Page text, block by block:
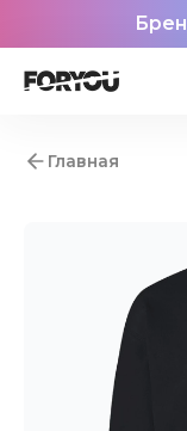
Главная